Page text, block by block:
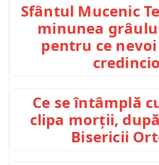
Sfântul Mucenic
minunea
pentru ce
Ce se întâmplă
clipa morții,
Bisericii